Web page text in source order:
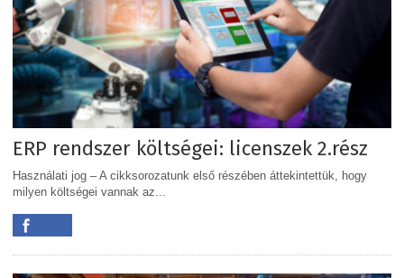
ERP rendszer költségei: licenszek 2.rész
Használati jog – A cikksorozatunk első részében áttekintettük, hogy
milyen költségei vannak az...